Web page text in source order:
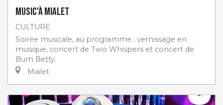
Music'à Mialet
CULTURE
Soirée musicale, au programme : vernissage en
musique, concert de Two Whispers et concert de
Bum Betty.
Mialet